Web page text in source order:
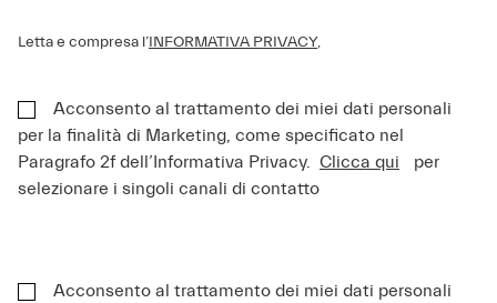
Letta e compresa l’INFORMATIVA PRIVACY,
Acconsento al trattamento dei miei dati personali
per la finalità di Marketing, come specificato nel
Paragrafo 2f dell’Informativa Privacy. Clicca qui
per
selezionare i singoli canali di contatto
Acconsento al trattamento dei miei dati personali